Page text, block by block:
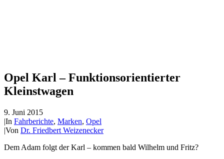
Opel Karl – Funktionsorientierter
Kleinstwagen
9. Juni 2015
|In Fahrberichte, Marken, Opel
|Von Dr. Friedbert Weizenecker
Dem Adam folgt der Karl – kommen bald Wilhelm und Fritz?